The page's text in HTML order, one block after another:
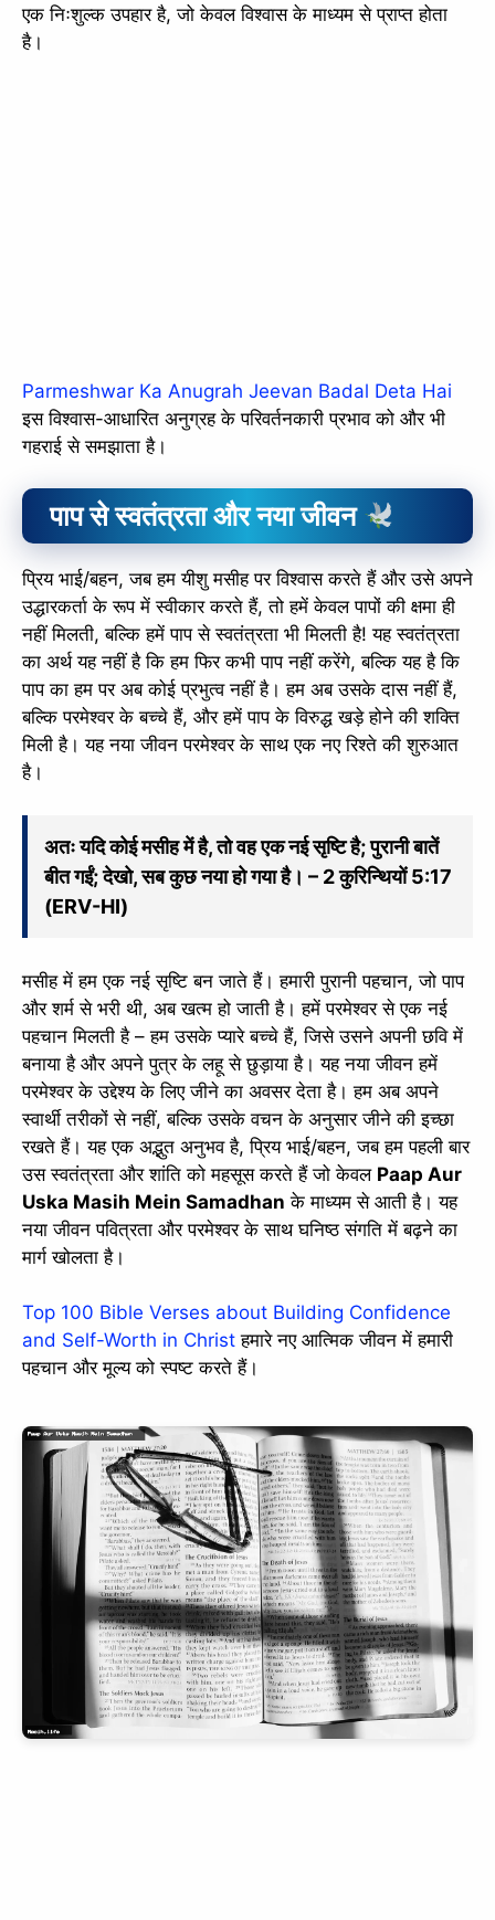
एक निःशुल्क उपहार है, जो केवल विश्वास के माध्यम से प्राप्त होता
है।
Parmeshwar Ka Anugrah Jeevan Badal Deta Hai
इस विश्वास-आधारित अनुग्रह के परिवर्तनकारी प्रभाव को और भी
गहराई से समझाता है।
पाप से स्वतंत्रता और नया जीवन
प्रिय भाई/बहन, जब हम यीशु मसीह पर विश्वास करते हैं और उसे अपने
उद्धारकर्ता के रूप में स्वीकार करते हैं, तो हमें केवल पापों की क्षमा ही
नहीं मिलती, बल्कि हमें पाप से स्वतंत्रता भी मिलती है! यह स्वतंत्रता
का अर्थ यह नहीं है कि हम फिर कभी पाप नहीं करेंगे, बल्कि यह है कि
पाप का हम पर अब कोई प्रभुत्व नहीं है। हम अब उसके दास नहीं हैं,
बल्कि परमेश्वर के बच्चे हैं, और हमें पाप के विरुद्ध खड़े होने की शक्ति
मिली है। यह नया जीवन परमेश्वर के साथ एक नए रिश्ते की शुरुआत
है।
अतः यदि कोई मसीह में है, तो वह एक नई सृष्टि है; पुरानी बातें
बीत गईं; देखो, सब कुछ नया हो गया है। – 2 कुरिन्थियों 5:17
(ERV-HI)
मसीह में हम एक नई सृष्टि बन जाते हैं। हमारी पुरानी पहचान, जो पाप
और शर्म से भरी थी, अब खत्म हो जाती है। हमें परमेश्वर से एक नई
पहचान मिलती है – हम उसके प्यारे बच्चे हैं, जिसे उसने अपनी छवि में
बनाया है और अपने पुत्र के लहू से छुड़ाया है। यह नया जीवन हमें
परमेश्वर के उद्देश्य के लिए जीने का अवसर देता है। हम अब अपने
स्वार्थी तरीकों से नहीं, बल्कि उसके वचन के अनुसार जीने की इच्छा
रखते हैं। यह एक अद्भुत अनुभव है, प्रिय भाई/बहन, जब हम पहली बार
उस स्वतंत्रता और शांति को महसूस करते हैं जो केवल Paap Aur
Uska Masih Mein Samadhan के माध्यम से आती है। यह
नया जीवन पवित्रता और परमेश्वर के साथ घनिष्ठ संगति में बढ़ने का
मार्ग खोलता है।
Top 100 Bible Verses about Building Confidence
and Self-Worth in Christ हमारे नए आत्मिक जीवन में हमारी
पहचान और मूल्य को स्पष्ट करते हैं।